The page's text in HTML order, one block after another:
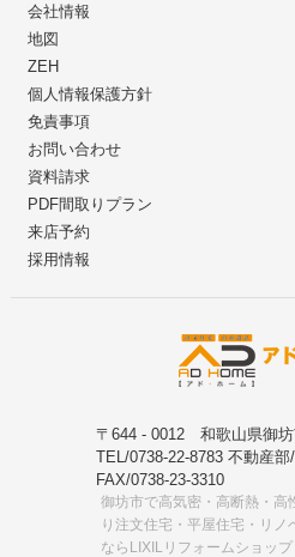
会社情報
地図
ZEH
個人情報保護方針
免責事項
お問い合わせ
資料請求
PDF間取りプラン
来店予約
採用情報
〒644 - 0012 和歌山県御坊
TEL/0738-22-8783 不動産部
FAX/0738-23-3310
御坊市で高気密・高断熱・高
り注文住宅・平屋住宅・リノ
ならLIXILリフォームショッ